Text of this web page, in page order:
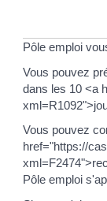
Pôle emploi
Vous pouvez
dans les 10 <a
Vous pouvez
href="https://
Pôle emploi